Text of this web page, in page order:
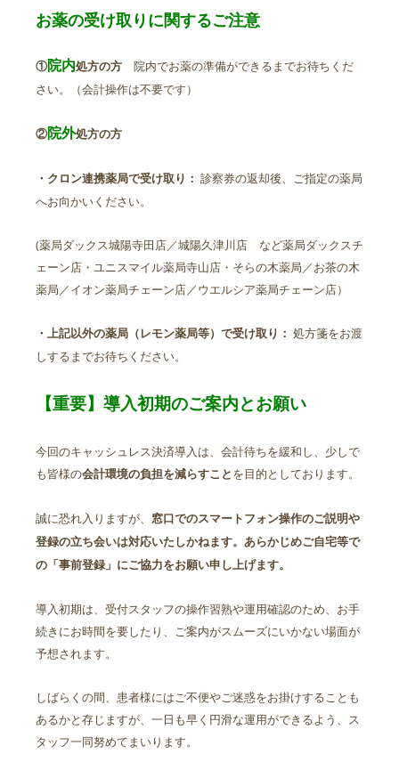
お薬の受け取りに関するご注意
①院内処方の方 院内でお薬の準備ができるまでお待ちくだ
さい。（会計操作は不要です）
②院外処方の方
・クロン連携薬局で受け取り： 診察券の返却後、ご指定の薬局
へお向かいください。
(薬局ダックス城陽寺田店／城陽久津川店 など薬局ダックスチ
ェーン店・ユニスマイル薬局寺山店・そらの木薬局／お茶の木
薬局／イオン薬局チェーン店／ウエルシア薬局チェーン店）
・上記以外の薬局（レモン薬局等）で受け取り： 処方箋をお渡
しするまでお待ちください。
【重要】導入初期のご案内とお願い
今回のキャッシュレス決済導入は、会計待ちを緩和し、少しで
も皆様の会計環境の負担を減らすこと を目的としております。
誠に恐れ入りますが、
窓口でのスマートフォン操作のご説明や
登録の立ち会いは対応いたしかねます。あらかじめご自宅等で
の「事前登録」にご協力をお願い申し上げます。
導入初期は、受付スタッフの操作習熟や運用確認のため、お手
続きにお時間を要したり、ご案内がスムーズにいかない場面が
予想されます。
しばらくの間、患者様にはご不便やご迷惑をお掛けすることも
あるかと存じますが、一日も早く円滑な運用ができるよう、ス
タッフ一同努めてまいります。